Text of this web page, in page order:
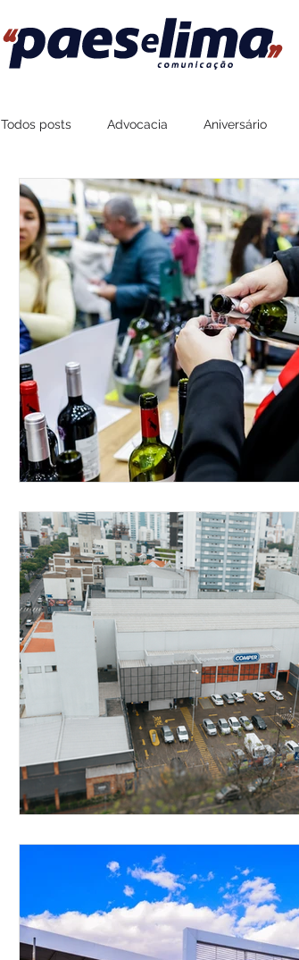
Todos posts Advocacia Aniversário
Assessoria de Imprensa Fort Atacadista
Sustentabilidade Esportes
Boteco Zé Mané Na Brasa Costelaria
Base Contabilidade